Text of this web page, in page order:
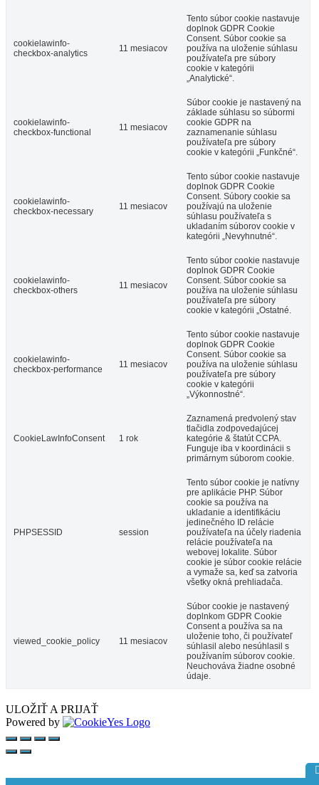
cookielawinfo-
checkbox-analytics
11 mesiacov
Tento súbor cookie nastavuje
doplnok GDPR Cookie
Consent. Súbor cookie sa
používa na uloženie súhlasu
používateľa pre súbory
cookie v kategórii
„Analytické“.
cookielawinfo-
checkbox-functional
11 mesiacov
Súbor cookie je nastavený na
základe súhlasu so súbormi
cookie GDPR na
zaznamenanie súhlasu
používateľa pre súbory
cookie v kategórii „Funkčné“.
cookielawinfo-
checkbox-necessary
11 mesiacov
Tento súbor cookie nastavuje
doplnok GDPR Cookie
Consent. Súbory cookie sa
používajú na uloženie
súhlasu používateľa s
ukladaním súborov cookie v
kategórii „Nevyhnutné“.
cookielawinfo-
checkbox-others
11 mesiacov
Tento súbor cookie nastavuje
doplnok GDPR Cookie
Consent. Súbor cookie sa
používa na uloženie súhlasu
používateľa pre súbory
cookie v kategórii „Ostatné.
cookielawinfo-
checkbox-performance
11 mesiacov
Tento súbor cookie nastavuje
doplnok GDPR Cookie
Consent. Súbor cookie sa
používa na uloženie súhlasu
používateľa pre súbory
cookie v kategórii
„Výkonnostné“.
CookieLawInfoConsent 1 rok
Zaznamená predvolený stav
tlačidla zodpovedajúcej
kategórie & štatút CCPA.
Funguje iba v koordinácii s
primárnym súborom cookie.
PHPSESSID session
Tento súbor cookie je natívny
pre aplikácie PHP. Súbor
cookie sa používa na
ukladanie a identifikáciu
jedinečného ID relácie
používateľa na účely riadenia
relácie používateľa na
webovej lokalite. Súbor
cookie je súbor cookie relácie
a vymaže sa, keď sa zatvoria
všetky okná prehliadača.
viewed_cookie_policy 11 mesiacov
Súbor cookie je nastavený
doplnkom GDPR Cookie
Consent a používa sa na
uloženie toho, či používateľ
súhlasil alebo nesúhlasil s
používaním súborov cookie.
Neuchováva žiadne osobné
údaje.
ULOŽIŤ A PRIJAŤ
Powered by